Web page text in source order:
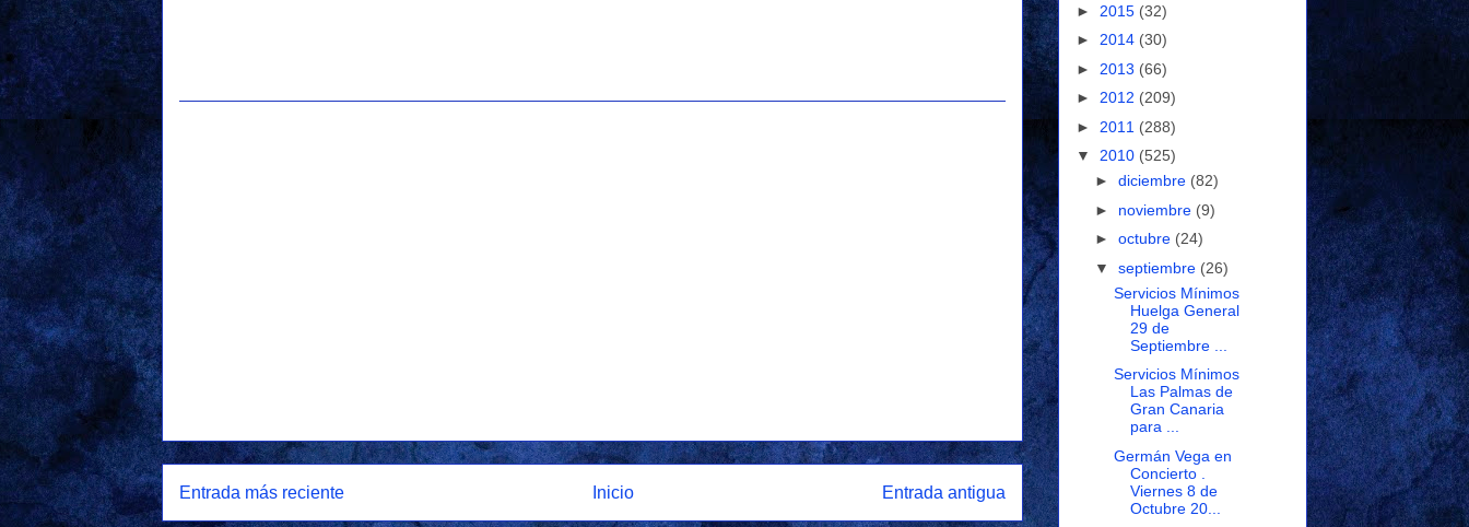
Entrada más reciente Entrada antigua
Inicio
► 2015 (32)
► 2014 (30)
► 2013 (66)
► 2012 (209)
► 2011 (288)
▼ 2010 (525)
► diciembre (82)
► noviembre (9)
► octubre (24)
▼ septiembre (26)
Servicios Mínimos
Huelga General
29 de
Septiembre ...
Servicios Mínimos
Las Palmas de
Gran Canaria
para ...
Germán Vega en
Concierto .
Viernes 8 de
Octubre 20...